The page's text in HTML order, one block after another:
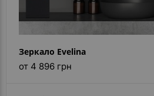
Зеркало Evelina
от 4 896 грн